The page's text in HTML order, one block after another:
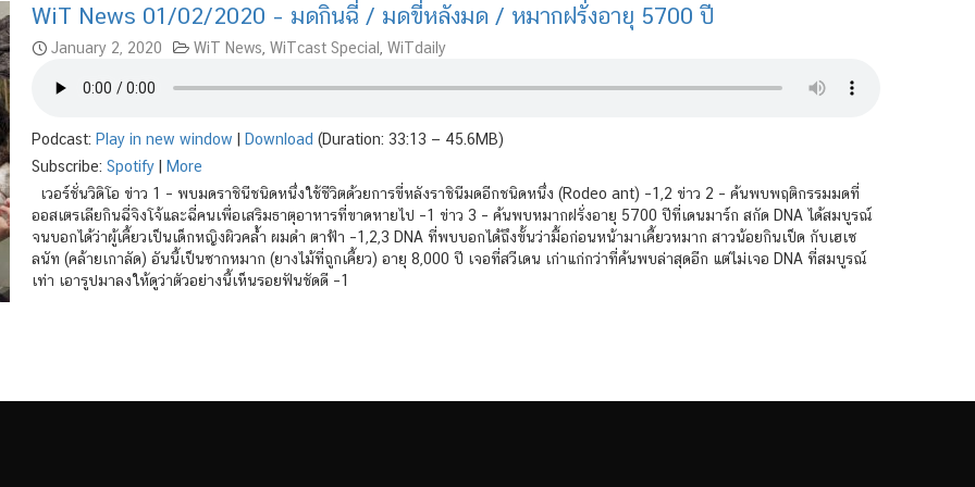
WiT News 01/02/2020 – มดกินฉี่ / มดขี่หลังมด / หมากฝรั่งอายุ 5700 ปี
January 2, 2020 WiT News WiTcast Special WiTdaily
Podcast: Play in new window Download (Duration: 33:13 — 45.6MB)
Subscribe: Spotify|
More
เวอร์ชั่นวิดิโอ ข่าว 1 – พบมดราชินีชนิดหนึ่งใช้ชีวิตด้วยการขี่หลังราชินีมดอีกชนิดหนึ่ง (Rodeo ant) –1,2 ข่าว 2 – ค้นพบพฤติกรรมมดที่
ออสเตรเลียกินฉี่จิงโจ้และฉี่คนเพื่อเสริมธาตุอาหารที่ขาดหายไป –1 ข่าว 3 – ค้นพบหมากฝรั่งอายุ 5700 ปีที่เดนมาร์ก สกัด DNA ได้สมบูรณ์
จนบอกได้ว่าผู้เคี้ยวเป็นเด็กหญิงผิวคล้ำ ผมดำ ตาฟ้า –1,2,3 DNA ที่พบบอกได้ถึงขั้นว่ามื้อก่อนหน้ามาเคี้ยวหมาก สาวน้อยกินเป็ด กับเฮเซ
ลนัท (คล้ายเกาลัด) อันนี้เป็นซากหมาก (ยางไม้ที่ถูกเคี้ยว) อายุ 8,000 ปี เจอที่สวีเดน เก่าแก่กว่าที่ค้นพบล่าสุดอีก แต่ไม่เจอ DNA ที่สมบูรณ์
เท่า เอารูปมาลงให้ดูว่าตัวอย่างนี้เห็นรอยฟันชัดดี –1